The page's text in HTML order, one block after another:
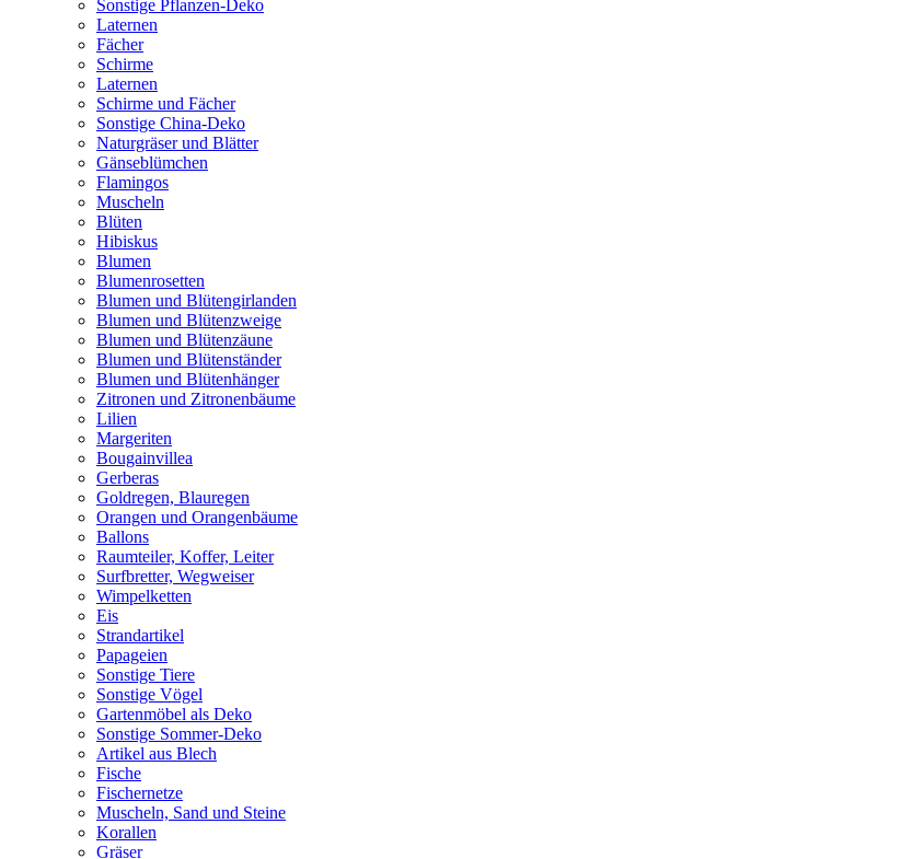
Sonstige Pflanzen-Deko
Laternen
Fächer
Schirme
Laternen
Schirme und Fächer
Sonstige China-Deko
Naturgräser und Blätter
Gänseblümchen
Flamingos
Muscheln
Blüten
Hibiskus
Blumen
Blumenrosetten
Blumen und Blütengirlanden
Blumen und Blütenzweige
Blumen und Blütenzäune
Blumen und Blütenständer
Blumen und Blütenhänger
Zitronen und Zitronenbäume
Lilien
Margeriten
Bougainvillea
Gerberas
Goldregen, Blauregen
Orangen und Orangenbäume
Ballons
Raumteiler, Koffer, Leiter
Surfbretter, Wegweiser
Wimpelketten
Eis
Strandartikel
Papageien
Sonstige Tiere
Sonstige Vögel
Gartenmöbel als Deko
Sonstige Sommer-Deko
Artikel aus Blech
Fische
Fischernetze
Muscheln, Sand und Steine
Korallen
Gräser